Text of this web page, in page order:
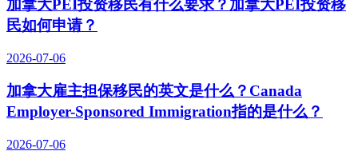
加拿大PEI投资移民有什么要求？加拿大PEI投资移
民如何申请？
2026-07-06
加拿大雇主担保移民的英文是什么？Canada
Employer-Sponsored Immigration指的是什么？
2026-07-06